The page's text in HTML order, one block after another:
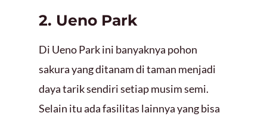
2. Ueno Park
Di Ueno Park ini banyaknya pohon
sakura yang ditanam di taman menjadi
daya tarik sendiri setiap musim semi.
Selain itu ada fasilitas lainnya yang bisa